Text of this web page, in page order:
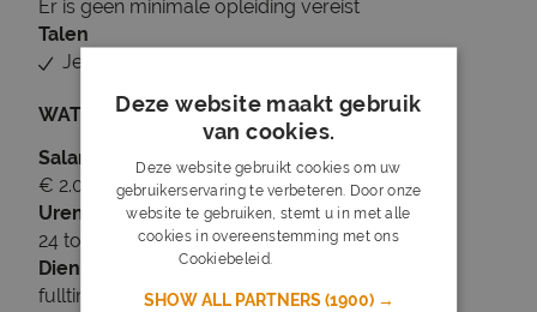
Er is geen minimale opleiding vereist
Talen
Je beheerst Nederlands
WAT WIJ BIEDEN
Salaris
€ 2.000 tot € 3.000
Uren
24 tot 40 uur per week
Dienstverband
fulltime
Deze website maakt gebruik
van cookies.
Deze website gebruikt cookies om uw
gebruikerservaring te verbeteren. Door onze
website te gebruiken, stemt u in met alle
cookies in overeenstemming met ons
Cookiebeleid.
SHOW ALL PARTNERS(1900) →